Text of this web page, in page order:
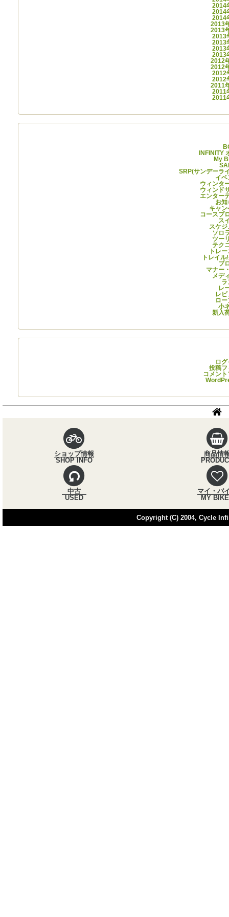
2014
2014
2014
2013
2013
2013
2013
2013
2013
2012
2012
2012
2012
2011
2011
2011
INFINITY
My
SRP(サンデーラ
イベ
ウィンタ
ウィンド
エンター
お知
キャ
コースプ
ス
スケ
ソロ
ツー
テク
トレ
トレイ
ブ
マナー
メデ
ラ
レ
レ
ロ
小
新入
ロ
投稿フ
コメン
ショップ情報
SHOP INFO
商品情
中古
USED
マイ・バ
MY
Copyright (C) 2004, Cycle